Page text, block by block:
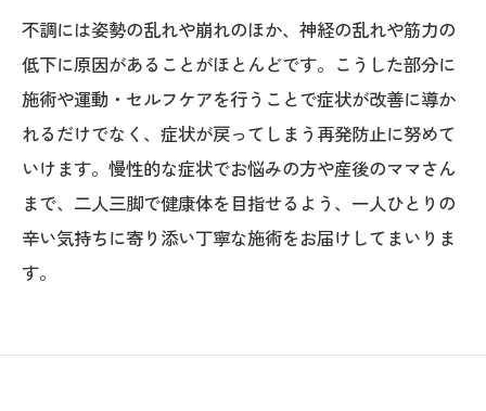
不調には姿勢の乱れや崩れのほか、神経の乱れや筋力の
低下に原因があることがほとんどです。こうした部分に
施術や運動・セルフケアを行うことで症状が改善に導か
れるだけでなく、症状が戻ってしまう再発防止に努めて
いけます。慢性的な症状でお悩みの方や産後のママさん
まで、二人三脚で健康体を目指せるよう、一人ひとりの
辛い気持ちに寄り添い丁寧な施術をお届けしてまいりま
す。